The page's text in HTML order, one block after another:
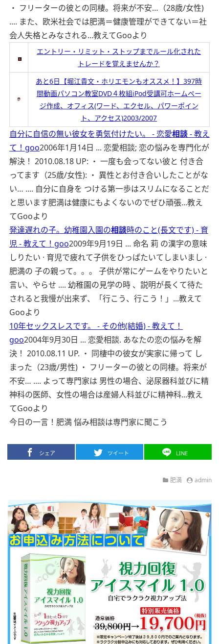
・ フリーターの彼との同棲。将来が不安…（28歳/女性)
.... また、欧米社会では肥満＝健康管理ができてない＝社
会人失格とみなされる...教えてGooより
エントリー・リミット・ストップまでルール化された
トレードを覚えませんか？
あと6日【堀江貴文・ホリエモンもオススメ！】397時
間動画パソコン教室DVD４枚組iPod受講可ホームペー
ジ作成、オフィス(ワード、エクセル、パワーポイン
ト、アクセス)2003/2007
自分に自信の無い彼女を勇気付けたい。 - 恋愛相談- 教え
て！goo2006年1月14日 ... 恋愛相談; 恋の悩みを専門化が
解決！ 2010.08.18 UP: ・ 一度も会ってない彼と 付き合
ってます（25歳/女性): ・ 異性とお付き合いしたことがな
い… .... 自分に自身を つける第一歩はスリムになることだ
と思います肥満は健康にもよくないのでぜひ頑張...教え
てGooより
発達遅れの子。幼稚園入園の相談時のこと(長文です) - 育
児 - 教えて！goo2009年9月19日 ... 命名 莉 の漢字の意味
しりたい · 育児で疲れて子供をひっぱたいてしまいまし ·
肥満の 子の親って。。。 子供が常にゲームをやりたいと
言い、やらせ .... 幼稚園の見学の時 、説明が長くて待た
されると我慢が出来ず、「行こう、行こう！」...教えて
Gooより
10年セックスレスです。 - その他(結婚) - 教えて！
goo2004年9月30日 ... 恋愛相談. あなたの恋の悩みを解
決！ 2010.08.11 UP. ・ 同棲中の彼女が実家に帰って し
まった（23歳/男性) ・ フリーターの彼との同棲。将来が
不安… .... よって専門家は 男性の場合、泌尿器科並びに精
神科の医師、女性の場合は産婦人科並びに精神科...教え
てGooより
今日の一言！肥満 悩み相談は専門家に聞こう
シェア ツイート LINE
肥満 admin